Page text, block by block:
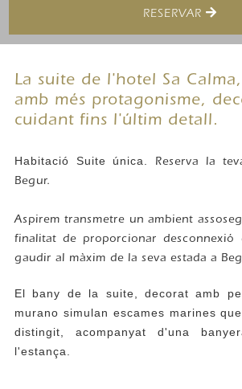
RESERVAR
La suite de l'hotel Sa
amb més protagonisme,
cuidant fins l'últim detall.
Habitació Suite única.
Reserva la
Begur.
Aspirem transmetre un ambient
finalitat de proporcionar
gaudir al màxim de la seva estada a
El bany de la suite, decorat amb
murano simulan escames marines
distingit, acompanyat d'una
l'estança.